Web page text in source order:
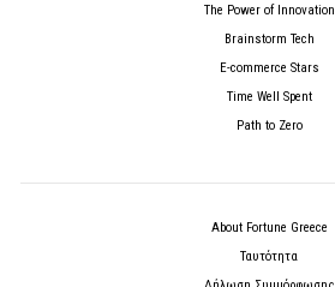
The Power of Innovation
Brainstorm Tech
E-commerce Stars
Time Well Spent
Path to Zero
About Fortune Greece
Ταυτότητα